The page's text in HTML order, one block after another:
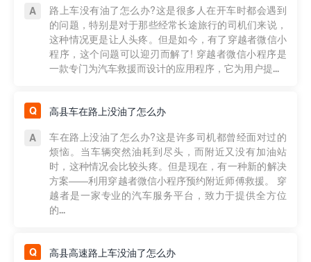
路上车没有油了怎么办?这是很多人在开车时都会遇到
的问题，特别是对于那些经常长途旅行的司机们来说，
这种情况更是让人头疼。但是如今，有了穿越者微信小
程序，这个问题可以迎刃而解了! 穿越者微信小程序是
一款专门为汽车救援而设计的应用程序，它为用户提...
高县车在路上没油了怎么办
车在路上没油了怎么办?这是许多司机都曾经面对过的
烦恼。当车辆突然油耗到尽头，而附近又没有加油站
时，这种情况会比较头疼。但是现在，有一种新的解决
方案——利用穿越者微信小程序预约附近师傅救援。 穿
越者是一家专业的汽车服务平台，致力于提供全方位
的...
高县高速路上车没油了怎么办